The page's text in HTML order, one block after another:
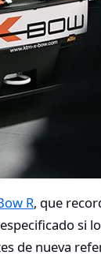
R, que
si
de nueva